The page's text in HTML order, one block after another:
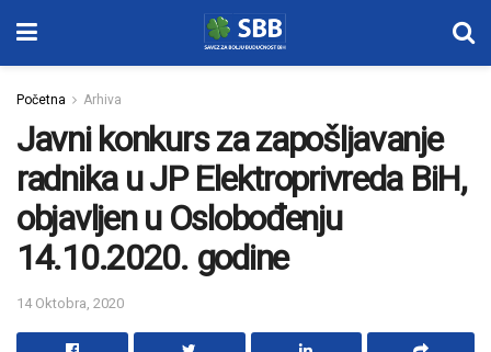
Početna Arhiva
Javni konkurs za zapošljavanje
radnika u JP Elektroprivreda BiH,
objavljen u Oslobođenju
14.10.2020. godine
14 Oktobra, 2020